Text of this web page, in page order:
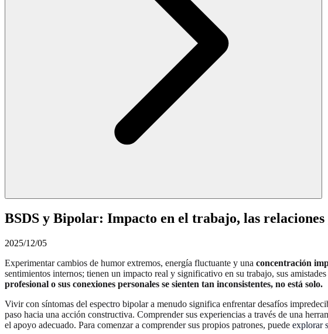
BSDS y Bipolar: Impacto en el trabajo, las
2025/12/05
Experimentar cambios de humor extremos, energía fluctuante y una concentración
sentimientos internos; tienen un impacto real y significativo en su trabajo, sus
profesional o sus conexiones personales se sienten tan inconsistentes, no está solo.
Vivir con síntomas del espectro bipolar a menudo significa enfrentar desafíos
paso hacia una acción constructiva. Comprender sus experiencias a través de una
el apoyo adecuado. Para comenzar a comprender sus propios patrones, puede explorar